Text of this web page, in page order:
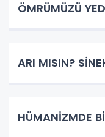
ÖMRÜMÜZÜ
ARI MISIN?
HÜMANİZMDE